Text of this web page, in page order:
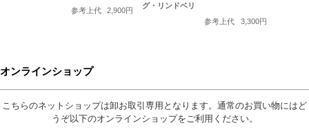
参考上代
2,900円
グ・リンドベリ
参考上代
3,300円
オンラインショップ
こちらのネットショップは卸お取引専用となります。通常のお買い物にはど
うぞ以下のオンラインショップをご利用ください。